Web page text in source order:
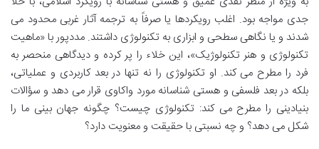
جدی مواجه بود. اغلب رویکردها یا صرفاً به ترجمه آثار غربی محدود می
شدند و یا نگاهی سطحی و ابزاری به تکنولوژی داشتند. مددپور با «ماهیت
تکنولوژی و هنر تکنولوژیک»، این خلاء را پر کرده و دیدگاهی منحصر به
فرد را مطرح می کند. او تکنولوژی را نه تنها در بعد کاربردی و عملیاتی،
بلکه در بعد فلسفی و هستی شناسانه مورد واکاوی قرار می دهد و سؤالات
بنیادینی را مطرح می کند: تکنولوژی چیست؟ چگونه جهان بینی ما را
شکل می دهد؟ و چه نسبتی با حقیقت و معنویت دارد؟